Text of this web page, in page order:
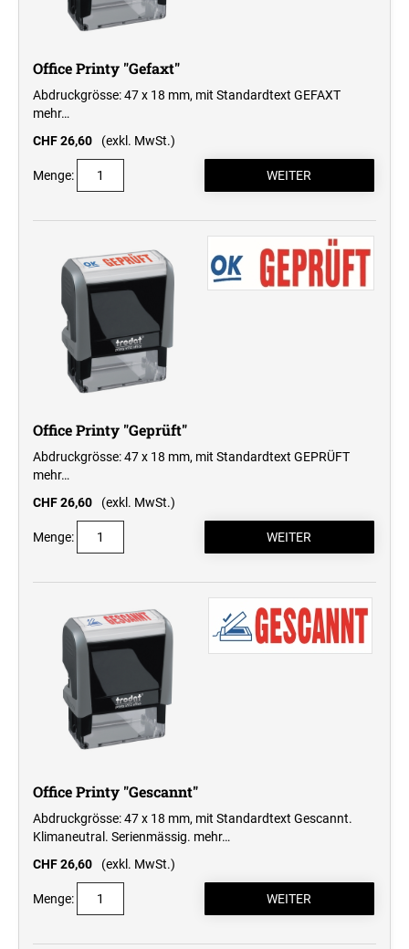
Office Printy "Gefaxt"
Abdruckgrösse: 47 x 18 mm, mit Standardtext GEFAXT
mehr…
CHF 26,60
(exkl. MwSt.)
Menge:
Office Printy "Geprüft"
Abdruckgrösse: 47 x 18 mm, mit Standardtext GEPRÜFT
mehr…
CHF 26,60
(exkl. MwSt.)
Menge:
Office Printy "Gescannt"
Abdruckgrösse: 47 x 18 mm, mit Standardtext Gescannt.
Klimaneutral. Serienmässig. mehr…
CHF 26,60
(exkl. MwSt.)
Menge: